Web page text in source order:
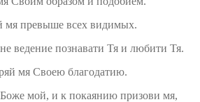
мя превыше всех видимых.
ведение познавати Тя и любити Тя.
мя Своею благодатию.
мой, и к покаянию призови мя,